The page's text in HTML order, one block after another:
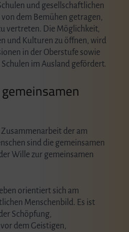
und gesellschaftlichen
dem Bemühen getragen,
vertreten. Die Möglichkeit,
und Kulturen zu öffnen, wird
in der Oberstufe sowie
im Ausland gefördert.
der am
sind die gemeinsamen
Wille zur gemeinsamen
orientiert sich am
Menschenbild. Es ist
Schöpfung,
dem Geistigen,